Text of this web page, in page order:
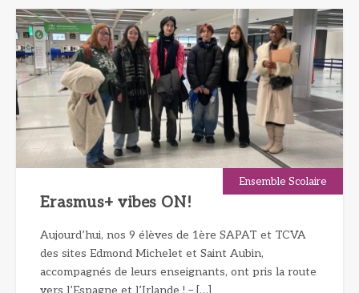
Ensemble Scolaire
Erasmus+ vibes ON!
Aujourd’hui, nos 9 élèves de 1ère SAPAT et TCVA
des sites Edmond Michelet et Saint Aubin,
accompagnés de leurs enseignants, ont pris la route
vers l’Espagne et l’Irlande ! – […]